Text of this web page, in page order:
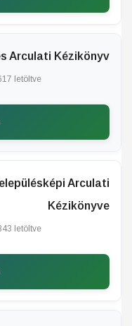
Arculati Kézikönyv
letöltve
Arculati
Kézikönyve
letöltve